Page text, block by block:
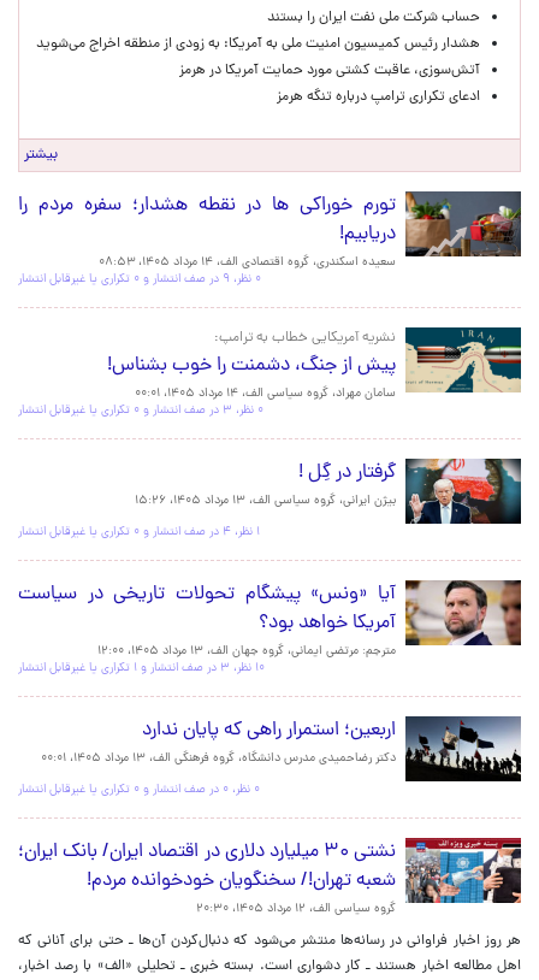
سرخط اخبار
تورم خوراکی ها در نقطه هشدار؛ سفره مردم را
دریابیم!
سعیده اسکندری، گروه اقتصادی الف، ۱۴ مرداد ۱۴۰۵، ۰۸:۵۳
۰ نظر، ۹ در صف انتشار و ۰ تکراری یا غیرقابل انتشار
نشریه آمریکایی خطاب به ترامپ:
پیش از جنگ، دشمنت را خوب بشناس!
سامان مهراد، گروه سیاسی الف، ۱۴ مرداد ۱۴۰۵، ۰۰:۰۱
۰ نظر، ۳ در صف انتشار و ۰ تکراری یا غیرقابل انتشار
گرفتار در گِل !
بیژن ایرانی، گروه سیاسی الف، ۱۳ مرداد ۱۴۰۵، ۱۵:۲۶
۱ نظر، ۴ در صف انتشار و ۰ تکراری یا غیرقابل انتشار
آیا «ونس» پیشگام تحولات تاریخی در سیاست
آمریکا خواهد بود؟
مترجم: مرتضی ایمانی، گروه جهان الف، ۱۳ مرداد ۱۴۰۵، ۱۲:۰۰
۱۰ نظر، ۳ در صف انتشار و ۱ تکراری یا غیرقابل انتشار
اربعین؛ استمرار راهی که پایان ندارد
دکتر رضاحمیدی مدرس دانشگاه، گروه فرهنگی الف، ۱۳ مرداد ۱۴۰۵، ۰۰:۰۱
۰ نظر، ۰ در صف انتشار و ۰ تکراری یا غیرقابل انتشار
نشتی ۳۰ میلیارد دلاری در اقتصاد ایران/ بانک ایران؛
شعبه تهران!/ سخنگویان خودخوانده مردم!
گروه سیاسی الف، ۱۲ مرداد ۱۴۰۵، ۲۰:۳۰
هر روز اخبار فراوانی در رسانه‌ها منتشر می‌شود که دنبال‌کردن آن‌ها ـ حتی برای آنانی که
اهل مطالعه اخبار هستند‌ ـ کار دشواری است. بسته خبری ـ تحلیلی «الف» با رصد اخبار،
حساب‌ شرکت ملی نفت ایران را بستند
هشدار رئیس کمیسیون امنیت ملی به آمریکا: به زودی از منطقه اخراج می‌شوید
آتش‌سوزی، عاقبت کشتی مورد حمایت آمریکا در هرمز
ادعای تکراری ترامپ درباره تنگه هرمز
بیشتر